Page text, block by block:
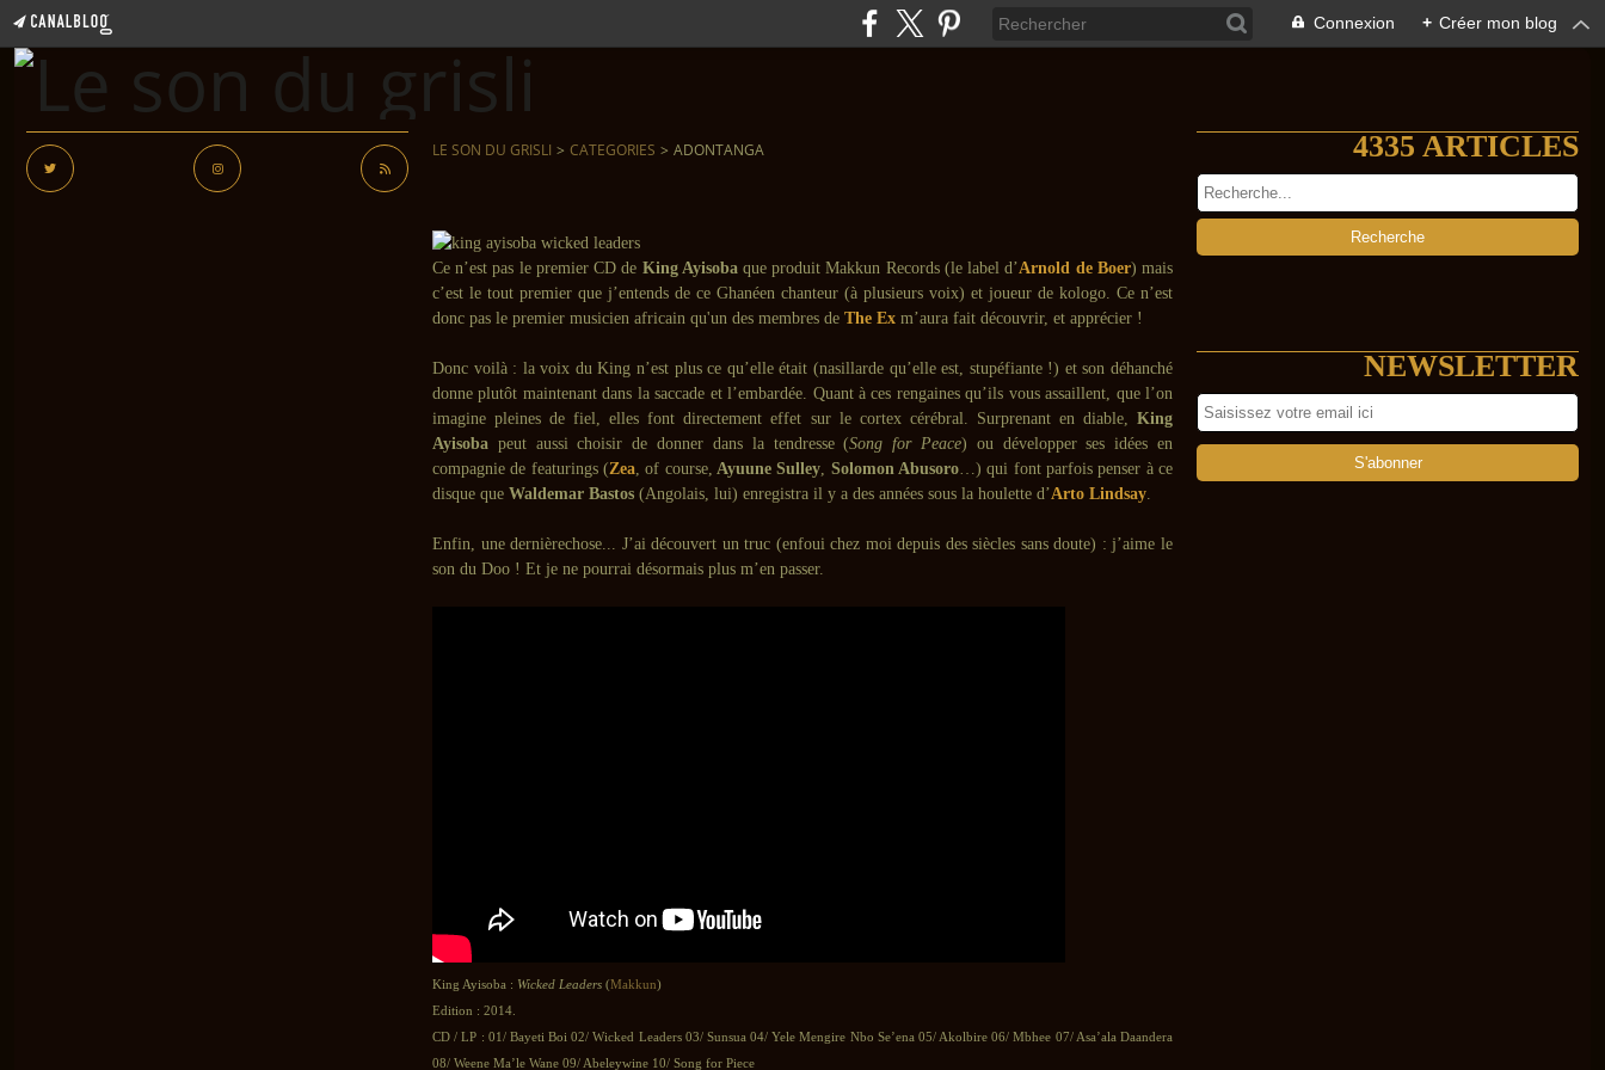
Connexion + Créer mon blog
LE SON DU GRISLI > CATEGORIES > ADONTANGA
Ce n’est pas le premier CD de King Ayisobaque produit Makkun Records (le label d’Arnold de Boer) mais
c’est le tout premier que j’entends de ce Ghanéen chanteur (à plusieurs voix) et joueur de kologo. Ce n’est
donc pas le premier musicien africain qu'un des membres de The Ex m’aura fait découvrir, et apprécier !
Donc voilà : la voix du King n’est plus ce qu’elle était (nasillarde qu’elle est, stupéfiante !) et son déhanché
donne plutôt maintenant dans la saccade et l’embardée. Quant à ces rengaines qu’ils vous assaillent, que l’on
imagine pleines de fiel, elles font directement effet sur le cortex cérébral. Surprenant en diable, King
Ayisoba peut aussi choisir de donner dans la tendresse (Song for Peace) ou développer ses idées en
compagnie de featurings (Zea, of course, Ayuune Sulley, Solomon Abusoro…) qui font parfois penser à ce
disque que Waldemar Bastos (Angolais, lui) enregistra il y a des années sous la houlette d’Arto Lindsay.
Enfin, une dernièrechose... J’ai découvert un truc (enfoui chez moi depuis des siècles sans doute) : j’aime le
son du Doo ! Et je ne pourrai désormais plus m’en passer.
King Ayisoba : Wicked Leaders (Makkun)
Edition : 2014.
CD / LP : 01/ Bayeti Boi 02/ Wicked Leaders 03/ Sunsua 04/ Yele Mengire Nbo Se’ena 05/ Akolbire 06/ Mbhee 07/ Asa’ala Daandera
08/ Weene Ma’le Wane 09/ Abeleywine 10/ Song for Piece
4335 ARTICLES
NEWSLETTER